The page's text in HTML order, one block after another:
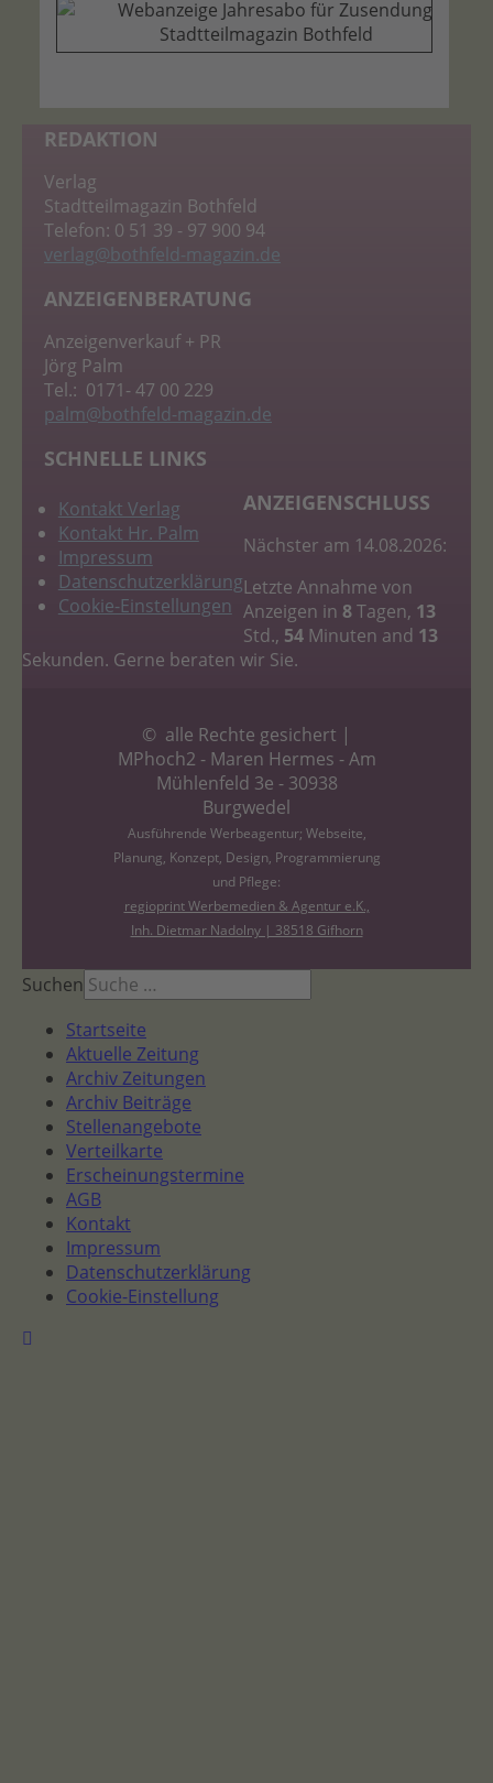
REDAKTION
Verlag
Stadtteilmagazin Bothfeld
Telefon: 0 51 39 - 97 900 94
verlag@bothfeld-magazin.de
ANZEIGENBERATUNG
Anzeigenverkauf + PR
Jörg Palm
Tel.: 0171- 47 00 229
palm@bothfeld-magazin.de
SCHNELLE LINKS
Kontakt Verlag
Kontakt Hr. Palm
Impressum
Datenschutzerklärung
Cookie-Einstellungen
ANZEIGENSCHLUSS
Nächster am 14.08.2026:
Letzte Annahme von
Anzeigen in 8Tagen, 13
Std., 54Minuten and 12
Sekunden. Gerne beraten wir Sie.
© alle Rechte gesichert |
MPhoch2 - Maren Hermes - Am
Mühlenfeld 3e - 30938
Burgwedel
Ausführende Werbeagentur; Webseite,
Planung, Konzept, Design, Programmierung
und Pflege:
regioprint Werbemedien & Agentur e.K.,
Inh. Dietmar Nadolny | 38518 Gifhorn
Suchen
Startseite
Aktuelle Zeitung
Archiv Zeitungen
Archiv Beiträge
Stellenangebote
Verteilkarte
Erscheinungstermine
AGB
Kontakt
Impressum
Datenschutzerklärung
Cookie-Einstellung